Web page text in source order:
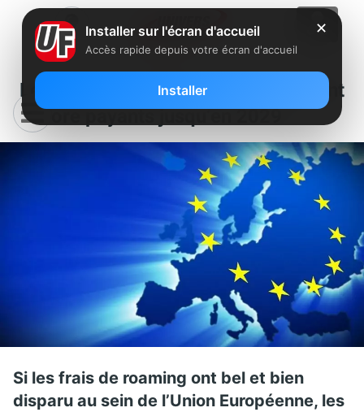
Les appels et SMS vers l’UE seront
encore payants jusqu’en 2029
Si les frais de roaming ont bel et bien
disparu au sein de l’Union Européenne, les
✕
Installer sur l'écran d'accueil
Accès rapide depuis votre écran d'accueil
Installer